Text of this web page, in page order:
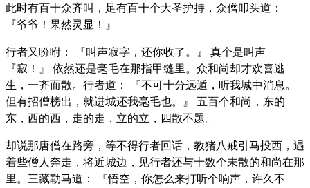
此时有百十众齐叫，足有百十个大圣护持，众僧叩头道：
『爷爷！果然灵显！』
行者又吩咐： 『叫声寂字，还你收了。』 真个是叫声
『寂！』 依然还是毫毛在那指甲缝里。众和尚却才欢喜逃
生，一齐而散。行者道： 『不可十分远遁，听我城中消息。
但有招僧榜出，就进城还我毫毛也。』 五百个和尚，东的
东，西的西，走的走，立的立，四散不题。
却说那唐僧在路旁，等不得行者回话，教猪八戒引马投西，遇
着些僧人奔走，将近城边，见行者还与十数个未散的和尚在那
里。三藏勒马道： 『悟空，你怎么来打听个响声，许久不